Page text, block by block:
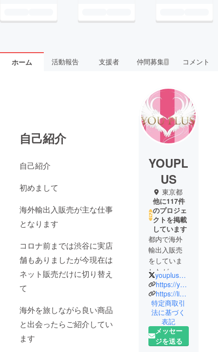
ホーム 活動報告 支援者 仲間募集 1 コメント
自己紹介
自己紹介
初めまして
海外輸出入販売が主な仕事
となります
コロナ前までは渋谷に実店
舗もありましたが今現在は
ネット販売だけに切り替え
て
海外を旅しながら良い商品
と出会ったらご紹介してい
ます
YOUPL
US
東京都
他に117件
のプロジェ
クトを掲載
しています
都内で海外
輸出入販売
をしていま
したが、コ
ロナ禍以降
はネットだ
けで運営を
しています
海外で良い
なと思った
商品などを
youplus_okayama
https://youplus-eu.myshopify.com
https://line.me/R/ti/p/@670arfti
特定商取引
法に基づく
表記
メッセー
ジを送る